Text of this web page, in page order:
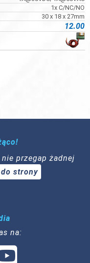
1x C/NC/NO
30 x 18 x 27mm
12.00
przegap żadnej
strony
na: